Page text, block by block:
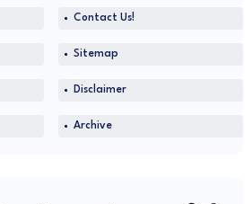
Contact Us!
Sitemap
Disclaimer
Archive